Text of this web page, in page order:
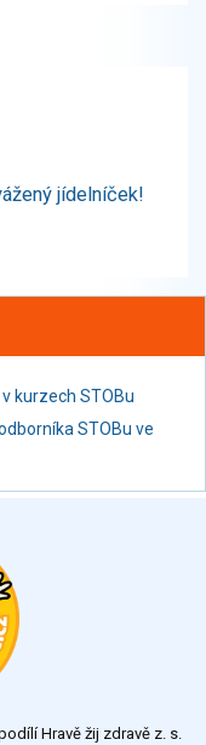
jídelníček!
kurzech STOBu
STOBu ve
Hravě žij zdravě z. s.